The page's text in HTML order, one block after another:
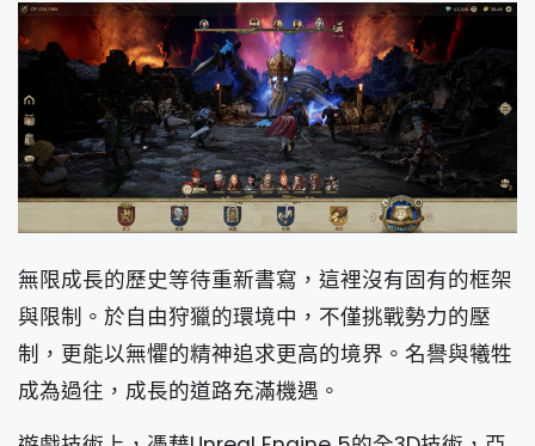
無限成長的歷史等待重新書寫，這裡沒有固有的框架
與限制。於自由狩獵的環境中，不僅挑戰勢力的壓
制，更能以無懼的精神追求更高的境界。名譽與犧牲
成為過往，成長的道路充滿機遇。